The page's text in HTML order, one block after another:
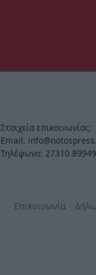
Στοιχεία επικοινωνίας:
Email.
Τηλέφωνο: 27310.89949
Επικοινωνία